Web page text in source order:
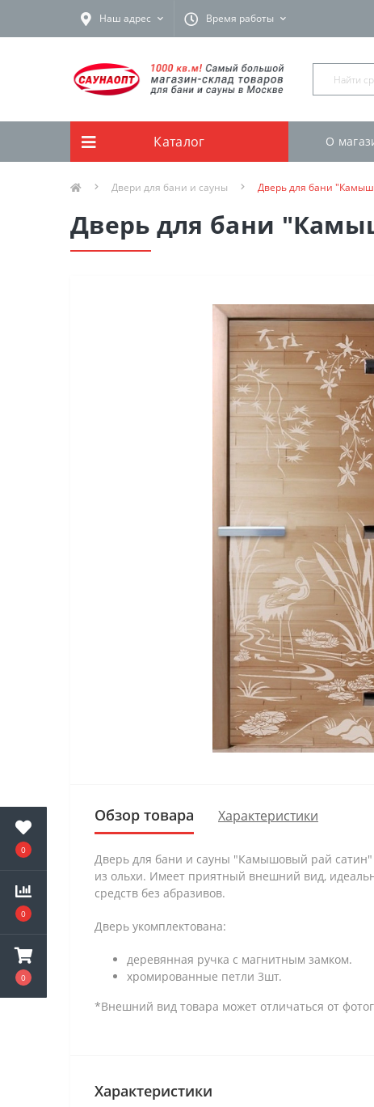
0
0
0
Наш адрес Время работы
Каталог О
Двери для бани и сауны Дверь для бани
Дверь для бани
Обзор товара Характеристики
Дверь для бани и сауны "Камышовый рай сатин"
из ольхи. Имеет приятный внешний вид,
средств без абразивов.
Дверь укомплектована:
деревянная ручка с магнитным замком.
хромированные петли 3шт.
*Внешний вид товара может отличаться от
Характеристики